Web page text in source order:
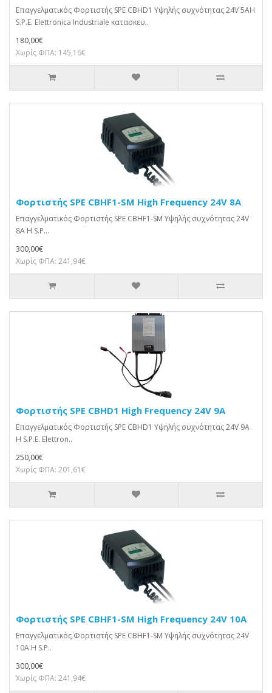
Επαγγελματικός Φορτιστής SPE CBHD1 Υψηλής συχνότητας 24V 5AΗ
S.P.E. Elettronica Industriale κατασκευ..
180,00€
Χωρίς ΦΠΑ: 145,16€
Φορτιστής SPE CBHF1-SM High Frequency 24V 8A
Επαγγελματικός Φορτιστής SPE CBHF1-SM Υψηλής συχνότητας 24V
8A Η S.P...
300,00€
Χωρίς ΦΠΑ: 241,94€
Φορτιστής SPE CBHD1 High Frequency 24V 9A
Επαγγελματικός Φορτιστής SPE CBHD1 Υψηλής συχνότητας 24V 9A
Η S.P.E. Elettron..
250,00€
Χωρίς ΦΠΑ: 201,61€
Φορτιστής SPE CBHF1-SM High Frequency 24V 10A
Επαγγελματικός Φορτιστής SPE CBHF1-SM Υψηλής συχνότητας 24V
10A Η S.P..
300,00€
Χωρίς ΦΠΑ: 241,94€